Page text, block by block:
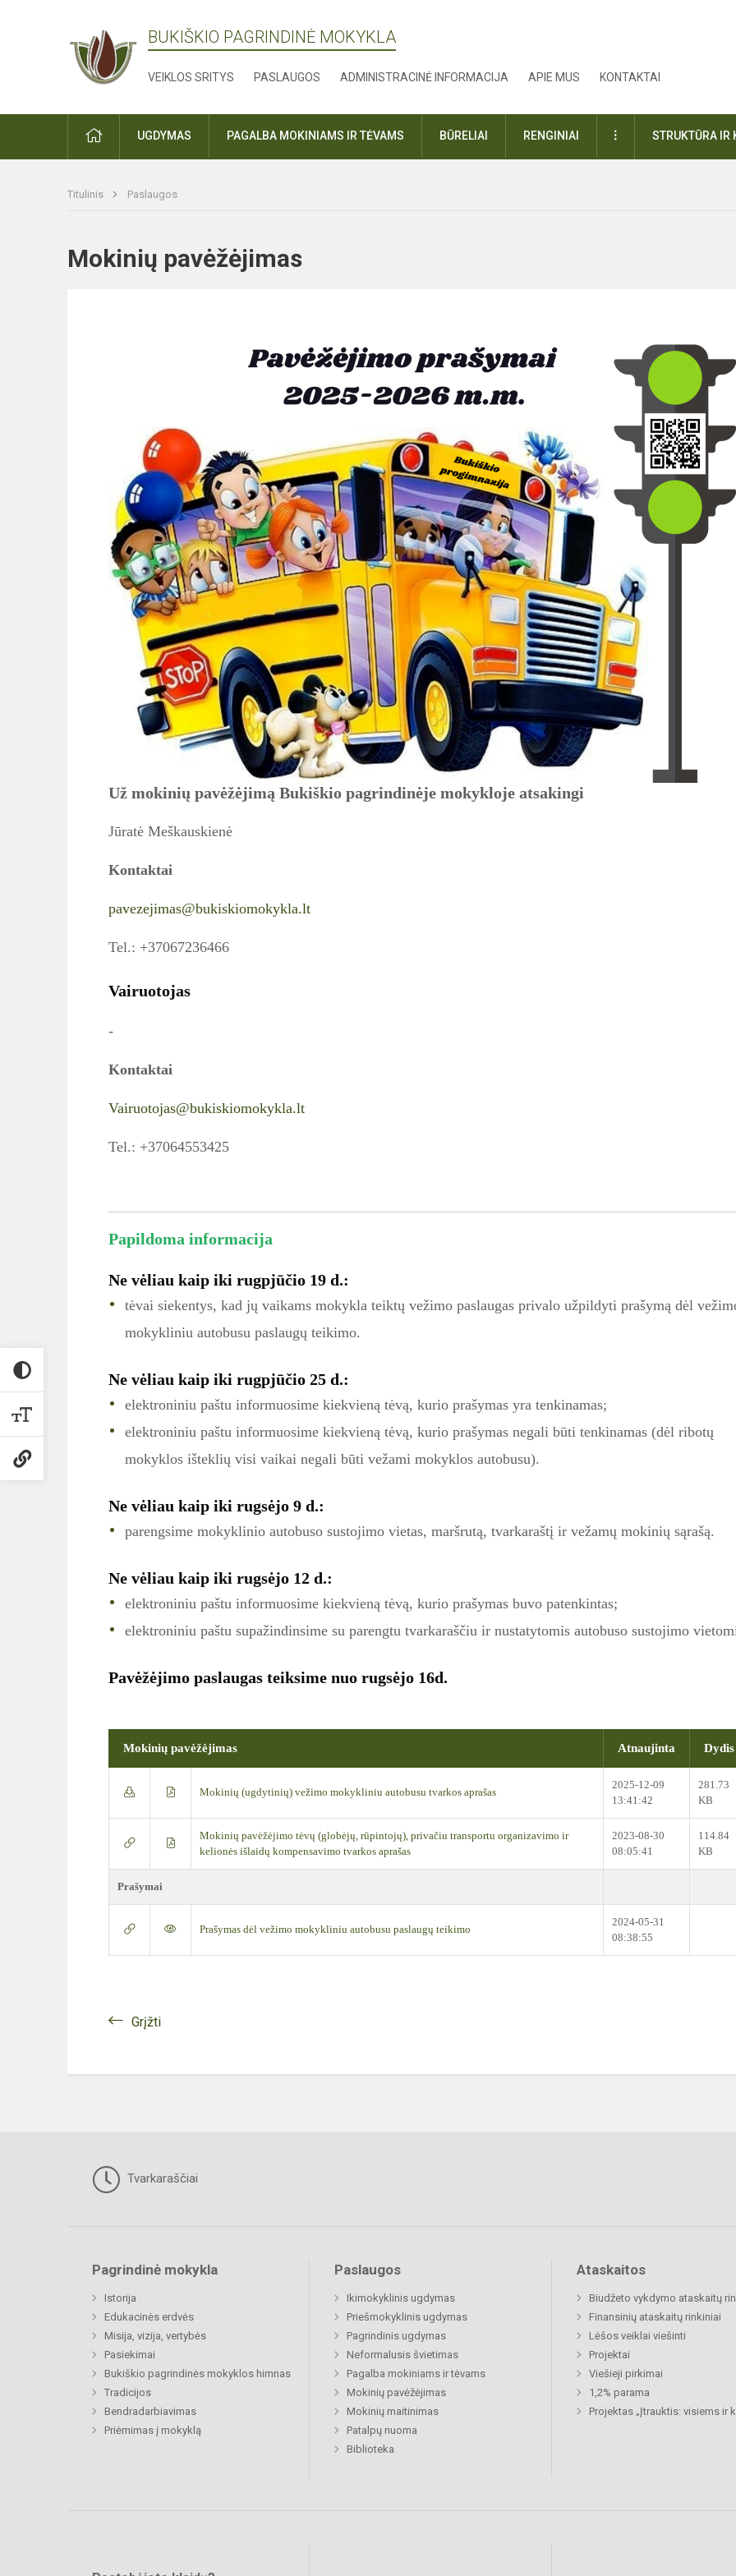
BUKIŠKIO PAGRINDINĖ MOKYKLA
VEIKLOS SRITYS PASLAUGOS ADMINISTRACINĖ INFORMACIJA APIE MUS KONTAKTAI
PRADŽIAUGDYMAS PAGALBA MOKINIAMS IR TĖVAMS BŪRELIAI RENGINIAI DAUGIAUSTRUKTŪRA IR
Titulinis Paslaugos
Mokinių pavėžėjimas
Už mokinių pavėžėjimą Bukiškio pagrindinėje mokykloje atsakingi
Jūratė Meškauskienė
Kontaktai
pavezejimas@bukiskiomokykla.lt
Tel.: +37067236466
Vairuotojas
-
Kontaktai
Vairuotojas@bukiskiomokykla.lt
Tel.: +37064553425
Papildoma informacija
Ne vėliau kaip iki rugpjūčio 19 d.:
tėvai siekentys, kad jų vaikams mokykla teiktų vežimo paslaugas privalo užpildyti prašymą dėl
mokykliniu autobusu paslaugų teikimo.
Ne vėliau kaip iki rugpjūčio 25 d.:
elektroniniu paštu informuosime kiekvieną tėvą, kurio prašymas yra tenkinamas;
elektroniniu paštu informuosime kiekvieną tėvą, kurio prašymas negali būti tenkinamas (dėl ribotų
mokyklos išteklių visi vaikai negali būti vežami mokyklos autobusu).
Ne vėliau kaip iki rugsėjo 9 d.:
parengsime mokyklinio autobuso sustojimo vietas, maršrutą, tvarkaraštį ir vežamų mokinių sąrašą.
Ne vėliau kaip iki rugsėjo 12 d.:
elektroniniu paštu informuosime kiekvieną tėvą, kurio prašymas buvo patenkintas;
elektroniniu paštu supažindinsime su parengtu tvarkaraščiu ir nustatytomis autobuso sustojimo
Pavėžėjimo paslaugas teiksime nuo rugsėjo 16d.
Mokinių pavėžėjimas Atnaujinta Dydis
Mokinių (ugdytinių) vežimo mokykliniu autobusu tvarkos aprašas
2025-12-09
13:41:42
281.73
KB
Mokinių pavėžėjimo tėvų (globėjų, rūpintojų), privačiu transportu organizavimo ir
kelionės išlaidų kompensavimo tvarkos aprašas
2023-08-30
08:05:41
114.84
KB
Prašymai
Prašymas dėl vežimo mokykliniu autobusu paslaugų teikimo
2024-05-31
08:38:55
Grįžti
Tvarkaraščiai
Pagrindinė mokykla
Istorija
Edukacinės erdvės
Misija, vizija, vertybės
Pasiekimai
Bukiškio pagrindinės mokyklos himnas
Tradicijos
Bendradarbiavimas
Priėmimas į mokyklą
Paslaugos
Ikimokyklinis ugdymas
Priešmokyklinis ugdymas
Pagrindinis ugdymas
Neformalusis švietimas
Pagalba mokiniams ir tėvams
Mokinių pavėžėjimas
Mokinių maitinimas
Patalpų nuoma
Biblioteka
Ataskaitos
Biudžeto vykdymo ataskaitų
Finansinių ataskaitų rinkiniai
Lėšos veiklai viešinti
Projektai
Viešieji pirkimai
1,2% parama
Projektas „Įtrauktis: visiems ir